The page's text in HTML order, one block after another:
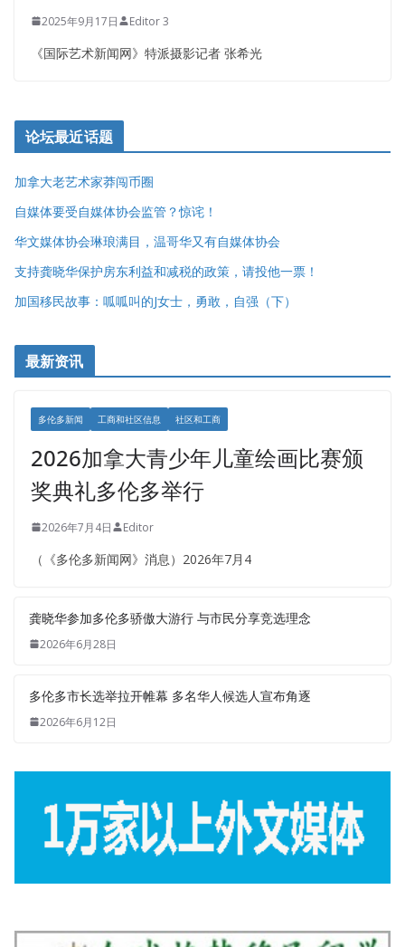
2025年9月17日 Editor 3
《国际艺术新闻网》特派摄影记者 张希光
论坛最近话题
加拿大老艺术家莽闯币圈
自媒体要受自媒体协会监管？惊诧！
华文媒体协会琳琅满目，温哥华又有自媒体协会
支持龚晓华保护房东利益和减税的政策，请投他一票！
加国移民故事：呱呱叫的J女士，勇敢，自强（下）
最新资讯
多伦多新闻 工商和社区信息 社区和工商
2026加拿大青少年儿童绘画比赛颁
奖典礼多伦多举行
2026年7月4日 Editor
（《多伦多新闻网》消息）2026年7月4
龚晓华参加多伦多骄傲大游行 与市民分享竞选理念
2026年6月28日
多伦多市长选举拉开帷幕 多名华人候选人宣布角逐
2026年6月12日